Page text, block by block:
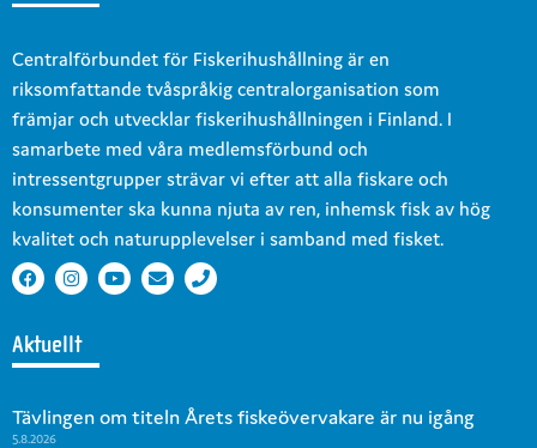
Centralförbundet för Fiskerihushållning är en
riksomfattande tvåspråkig centralorganisation som
främjar och utvecklar fiskerihushållningen i Finland. I
samarbete med våra medlemsförbund och
intressentgrupper strävar vi efter att alla fiskare och
konsumenter ska kunna njuta av ren, inhemsk fisk av hög
kvalitet och naturupplevelser i samband med fisket.
Aktuellt
Tävlingen om titeln Årets fiskeövervakare är nu igång
5.8.2026